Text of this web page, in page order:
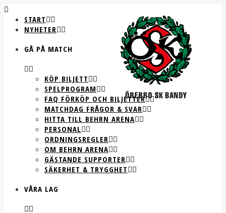
START
NYHETER
GÅ PÅ MATCH
KÖP BILJETT
SPELPROGRAM
FAQ FÖRKÖP OCH BILJETTER
MATCHDAG FRÅGOR & SVAR
HITTA TILL BEHRN ARENA
PERSONAL
ORDNINGSREGLER
OM BEHRN ARENA
GÄSTANDE SUPPORTER
SÄKERHET & TRYGGHET
VÅRA LAG